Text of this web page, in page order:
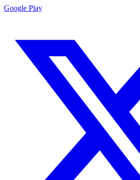
Google Play